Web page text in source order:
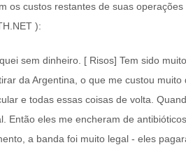
os custos restantes de suas
):
sem dinheiro. [ Risos] Tem sido
da Argentina, o que me custou
e todas essas coisas de volta.
Então eles me encheram de
a banda foi muito legal - eles